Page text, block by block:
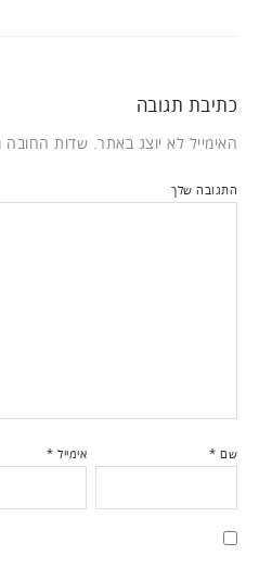
כתיבת תגובה
האימייל לא יוצג באתר. שדות החובה
התגובה שלך
שם * אימייל *